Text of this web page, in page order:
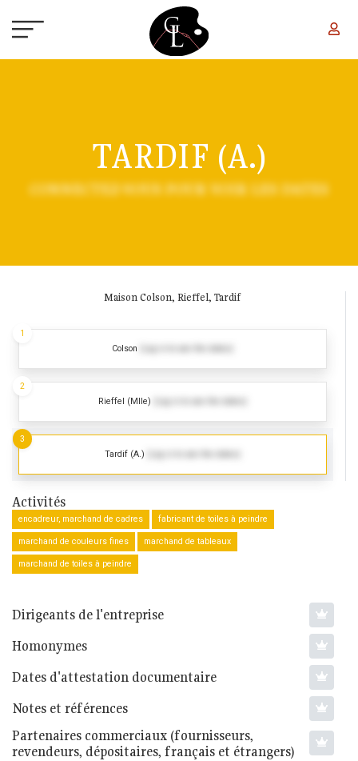
TARDIF (A.)
CONNECTEZ-VOUS POUR VOIR LES DATES
Maison Colson, Rieffel, Tardif
Colson
1
Rieffel (Mlle)
2
Tardif (A.)
3
Activités
encadreur, marchand de cadres fabricant de toiles à peindre
marchand de couleurs fines marchand de tableaux
marchand de toiles à peindre
Dirigeants de l'entreprise
Homonymes
Dates d'attestation documentaire
Notes et références
Partenaires commerciaux (fournisseurs,
revendeurs, dépositaires, français et étrangers)